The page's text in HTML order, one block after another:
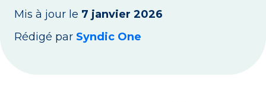
Mis à jour le 7 janvier 2026
Rédigé par Syndic One